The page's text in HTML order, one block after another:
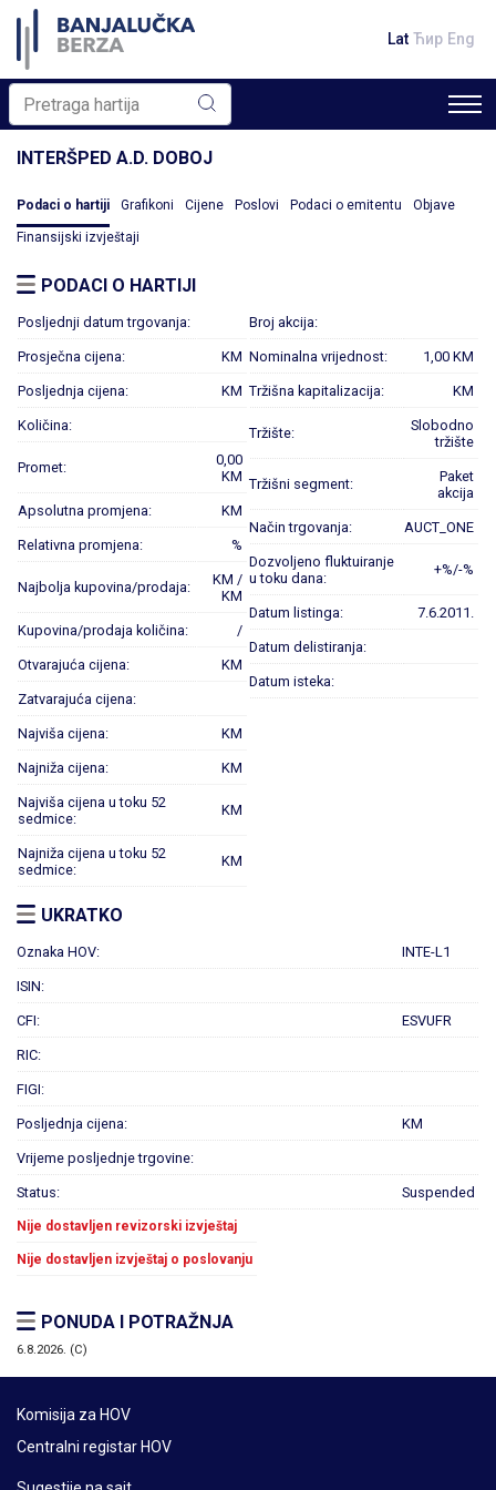
Lat Ћир Eng
INTERŠPED A.D. DOBOJ
Podaci o hartiji Grafikoni Cijene Poslovi Podaci o emitentu Objave
Finansijski izvještaji
PODACI O HARTIJI
Posljednji datum trgovanja:
Prosječna cijena: KM
Posljednja cijena: KM
Količina:
Promet:
0,00
KM
Apsolutna promjena: KM
Relativna promjena: %
Najbolja kupovina/prodaja:
KM /
KM
Kupovina/prodaja količina: /
Otvarajuća cijena: KM
Zatvarajuća cijena:
Najviša cijena: KM
Najniža cijena: KM
Najviša cijena u toku 52
sedmice:
KM
Najniža cijena u toku 52
sedmice:
KM
Broj akcija:
Nominalna vrijednost: 1,00 KM
Tržišna kapitalizacija: KM
Tržište:
Slobodno
tržište
Tržišni segment:
Paket
akcija
Način trgovanja: AUCT_ONE
Dozvoljeno fluktuiranje
u toku dana:
+%/-%
Datum listinga: 7.6.2011.
Datum delistiranja:
Datum isteka:
UKRATKO
Oznaka HOV: INTE-L1
ISIN:
CFI: ESVUFR
RIC:
FIGI:
Posljednja cijena: KM
Vrijeme posljednje trgovine:
Status: Suspended
Nije dostavljen revizorski izvještaj
Nije dostavljen izvještaj o poslovanju
PONUDA I POTRAŽNJA
6.8.2026. (C)
Komisija za HOV
Centralni registar HOV